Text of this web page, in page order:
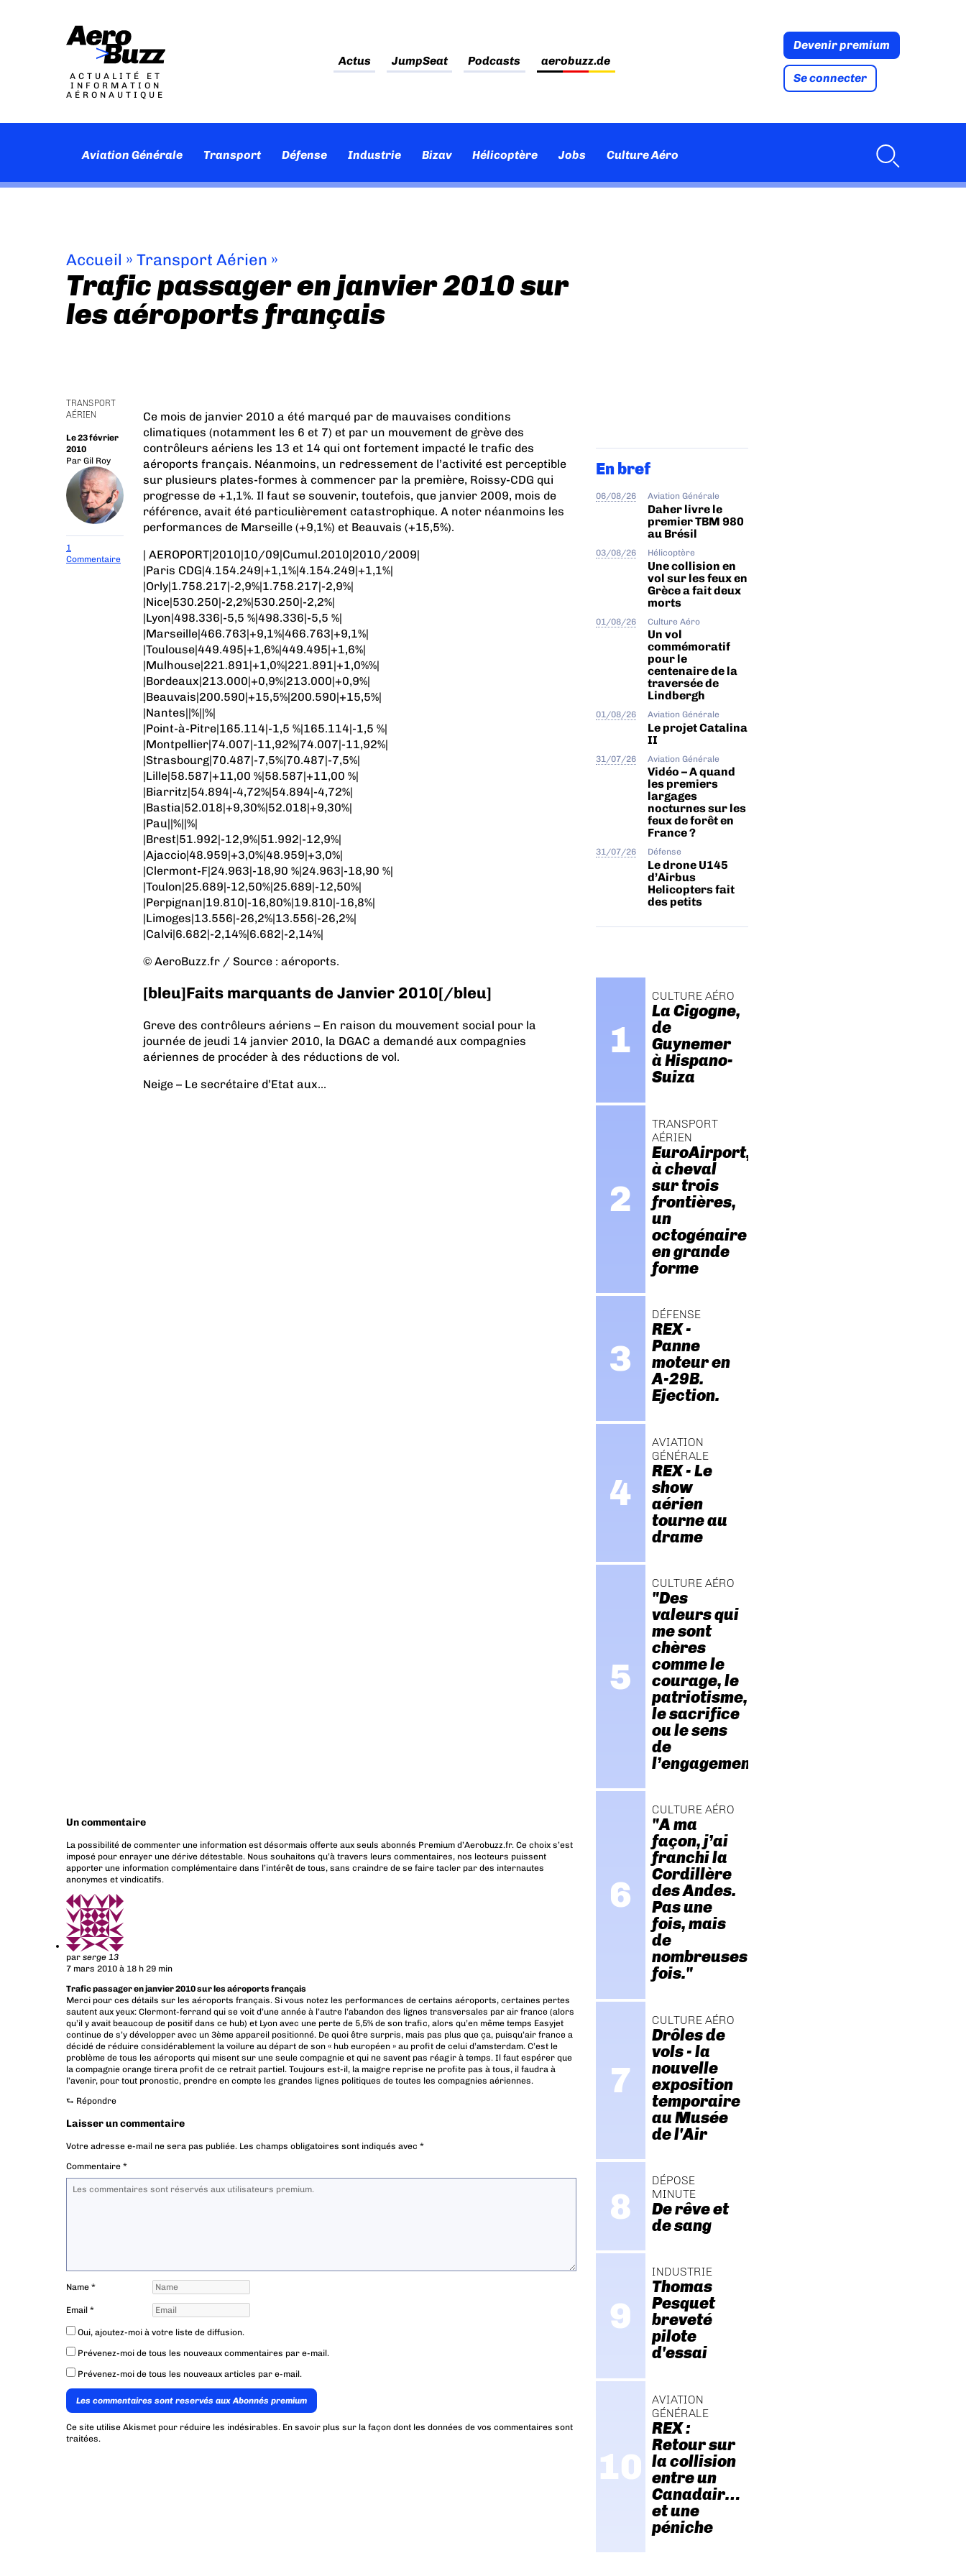
ACTUALITÉ ET
INFORMATION
AÉRONAUTIQUE
Actus JumpSeat Podcasts aerobuzz.de
Devenir premium
Se connecter
Aviation Générale Transport Défense Industrie Bizav Hélicoptère Jobs Culture Aéro
Accueil » Transport Aérien »
Trafic passager en janvier 2010 sur
les aéroports français
TRANSPORT
AÉRIEN
Le 23 février
2010
Par Gil Roy
1
Commentaire
Ce mois de janvier 2010 a été marqué par de mauvaises conditions
climatiques (notamment les 6 et 7) et par un mouvement de grève des
contrôleurs aériens les 13 et 14 qui ont fortement impacté le trafic des
aéroports français. Néanmoins, un redressement de l’activité est perceptible
sur plusieurs plates-formes à commencer par la première, Roissy-CDG qui
progresse de +1,1%. Il faut se souvenir, toutefois, que janvier 2009, mois de
référence, avait été particulièrement catastrophique. A noter néanmoins les
performances de Marseille (+9,1%) et Beauvais (+15,5%).
| AEROPORT|2010|10/09|Cumul.2010|2010/2009|
|Paris CDG|4.154.249|+1,1%|4.154.249|+1,1%|
|Orly|1.758.217|-2,9%|1.758.217|-2,9%|
|Nice|530.250|-2,2%|530.250|-2,2%|
|Lyon|498.336|-5,5 %|498.336|-5,5 %|
|Marseille|466.763|+9,1%|466.763|+9,1%|
|Toulouse|449.495|+1,6%|449.495|+1,6%|
|Mulhouse|221.891|+1,0%|221.891|+1,0%%|
|Bordeaux|213.000|+0,9%|213.000|+0,9%|
|Beauvais|200.590|+15,5%|200.590|+15,5%|
|Nantes||%||%|
|Point-à-Pitre|165.114|-1,5 %|165.114|-1,5 %|
|Montpellier|74.007|-11,92%|74.007|-11,92%|
|Strasbourg|70.487|-7,5%|70.487|-7,5%|
|Lille|58.587|+11,00 %|58.587|+11,00 %|
|Biarritz|54.894|-4,72%|54.894|-4,72%|
|Bastia|52.018|+9,30%|52.018|+9,30%|
|Pau||%||%|
|Brest|51.992|-12,9%|51.992|-12,9%|
|Ajaccio|48.959|+3,0%|48.959|+3,0%|
|Clermont-F|24.963|-18,90 %|24.963|-18,90 %|
|Toulon|25.689|-12,50%|25.689|-12,50%|
|Perpignan|19.810|-16,80%|19.810|-16,8%|
|Limoges|13.556|-26,2%|13.556|-26,2%|
|Calvi|6.682|-2,14%|6.682|-2,14%|
© AeroBuzz.fr / Source : aéroports.
[bleu]Faits marquants de Janvier 2010[/bleu]
Greve des contrôleurs aériens – En raison du mouvement social pour la
journée de jeudi 14 janvier 2010, la DGAC a demandé aux compagnies
aériennes de procéder à des réductions de vol.
Neige – Le secrétaire d’Etat aux...
Un commentaire
La possibilité de commenter une information est désormais offerte aux seuls abonnés Premium d’Aerobuzz.fr. Ce choix s’est
imposé pour enrayer une dérive détestable. Nous souhaitons qu’à travers leurs commentaires, nos lecteurs puissent
apporter une information complémentaire dans l’intérêt de tous, sans craindre de se faire tacler par des internautes
anonymes et vindicatifs.
par serge 13
7 mars 2010 à 18 h 29 min
Trafic passager en janvier 2010 sur les aéroports français
Merci pour ces détails sur les aéroports français. Si vous notez les performances de certains aéroports, certaines pertes
sautent aux yeux: Clermont-ferrand qui se voit d’une année à l’autre l’abandon des lignes transversales par air france (alors
qu’il y avait beaucoup de positif dans ce hub) et Lyon avec une perte de 5,5% de son trafic, alors qu’en même temps Easyjet
continue de s’y développer avec un 3ème appareil positionné. De quoi être surpris, mais pas plus que ça, puisqu’air france a
décidé de réduire considérablement la voilure au départ de son « hub européen » au profit de celui d’amsterdam. C’est le
problème de tous les aéroports qui misent sur une seule compagnie et qui ne savent pas réagir à temps. Il faut espérer que
la compagnie orange tirera profit de ce retrait partiel. Toujours est-il, la maigre reprise ne profite pas à tous, il faudra à
l’avenir, pour tout pronostic, prendre en compte les grandes lignes politiques de toutes les compagnies aériennes.
⮑ Répondre
Laisser un commentaire
Votre adresse e-mail ne sera pas publiée. Les champs obligatoires sont indiqués avec *
Commentaire *
Name *
Email *
Oui, ajoutez-moi à votre liste de diffusion.
Prévenez-moi de tous les nouveaux commentaires par e-mail.
Prévenez-moi de tous les nouveaux articles par e-mail.
Les commentaires sont reservés aux Abonnés premium
Ce site utilise Akismet pour réduire les indésirables. En savoir plus sur la façon dont les données de vos commentaires sont
traitées.
En bref
06/08/26 Aviation Générale
Daher livre le
premier TBM 980
au Brésil
03/08/26 Hélicoptère
Une collision en
vol sur les feux en
Grèce a fait deux
morts
01/08/26 Culture Aéro
Un vol
commémoratif
pour le
centenaire de la
traversée de
Lindbergh
01/08/26 Aviation Générale
Le projet Catalina
II
31/07/26 Aviation Générale
Vidéo – A quand
les premiers
largages
nocturnes sur les
feux de forêt en
France ?
31/07/26 Défense
Le drone U145
d’Airbus
Helicopters fait
des petits
CULTURE AÉRO
La Cigogne,
de
Guynemer
à Hispano-
Suiza
TRANSPORT
AÉRIEN
EuroAirport,
à cheval
sur trois
frontières,
un
octogénaire
en grande
forme
DÉFENSE
REX -
Panne
moteur en
A-29B.
Ejection.
AVIATION
GÉNÉRALE
REX - Le
show
aérien
tourne au
drame
CULTURE AÉRO
"Des
valeurs qui
me sont
chères
comme le
courage, le
patriotisme,
le sacrifice
ou le sens
de
l’engagement."
CULTURE AÉRO
"A ma
façon, j’ai
franchi la
Cordillère
des Andes.
Pas une
fois, mais
de
nombreuses
fois."
CULTURE AÉRO
Drôles de
vols - la
nouvelle
exposition
temporaire
au Musée
de l'Air
DÉPOSE
MINUTE
De rêve et
de sang
INDUSTRIE
Thomas
Pesquet
breveté
pilote
d'essai
AVIATION
GÉNÉRALE
REX :
Retour sur
la collision
entre un
Canadair…
et une
péniche